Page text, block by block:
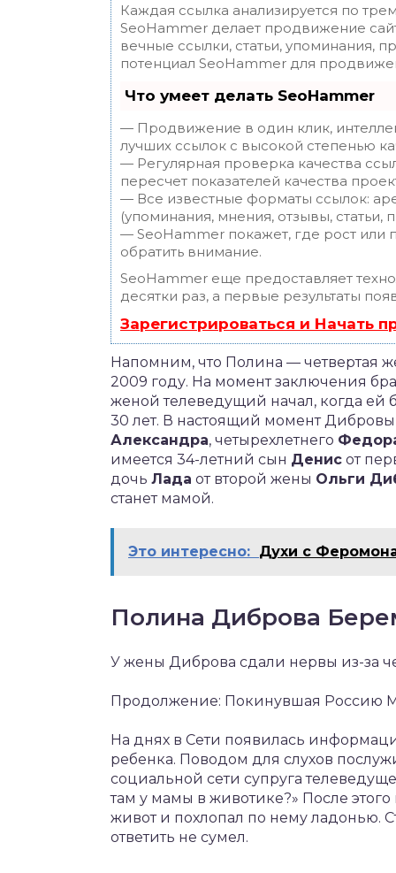
Каждая ссылка анализируется по
SeoHammer делает продвижение
вечные ссылки, статьи, упоминания,
потенциал SeoHammer для
Что умеет делать SeoHammer
— Продвижение в один клик,
лучших ссылок с высокой степенью
— Регулярная проверка качества
пересчет показателей качества
— Все известные форматы ссылок:
(упоминания, мнения, отзывы, статьи,
— SeoHammer покажет, где рост или
обратить внимание.
SeoHammer еще предоставляет
десятки раз, а первые результаты
Зарегистрироваться и Начать
Напомним, что Полина — четвертая
2009 году. На момент заключения
женой телеведущий начал, когда ей
30 лет. В настоящий момент
Александра, четырехлетнего
имеется 34-летний сын Денис от
дочь Лада от второй жены Ольги
станет мамой.
Это интересно: Духи с
Полина Диброва
У жены Диброва сдали нервы из-за
Продолжение: Покинувшая Россию
На днях в Сети появилась
ребенка. Поводом для слухов
социальной сети супруга
там у мамы в животике?» После
живот и похлопал по нему ладонью.
ответить не сумел.